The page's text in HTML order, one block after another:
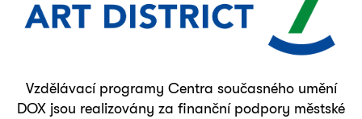
Vzdělávací programy Centra současného umění
DOX jsou realizovány za finanční podpory městské